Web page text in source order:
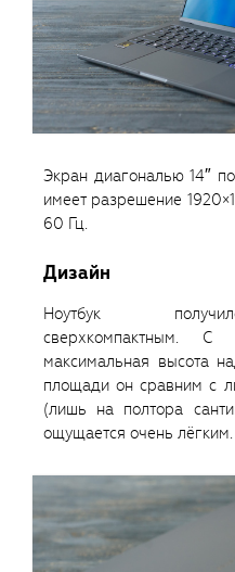
Экран диагональю 14″
имеет разрешение
60 Гц.
Дизайн
Ноутбук
сверхкомпактным.
максимальная высота
площади он сравним с
(лишь на полтора
ощущается очень лёгким.